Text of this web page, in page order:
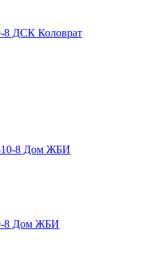
ДСК Коловрат
8 Дом ЖБИ